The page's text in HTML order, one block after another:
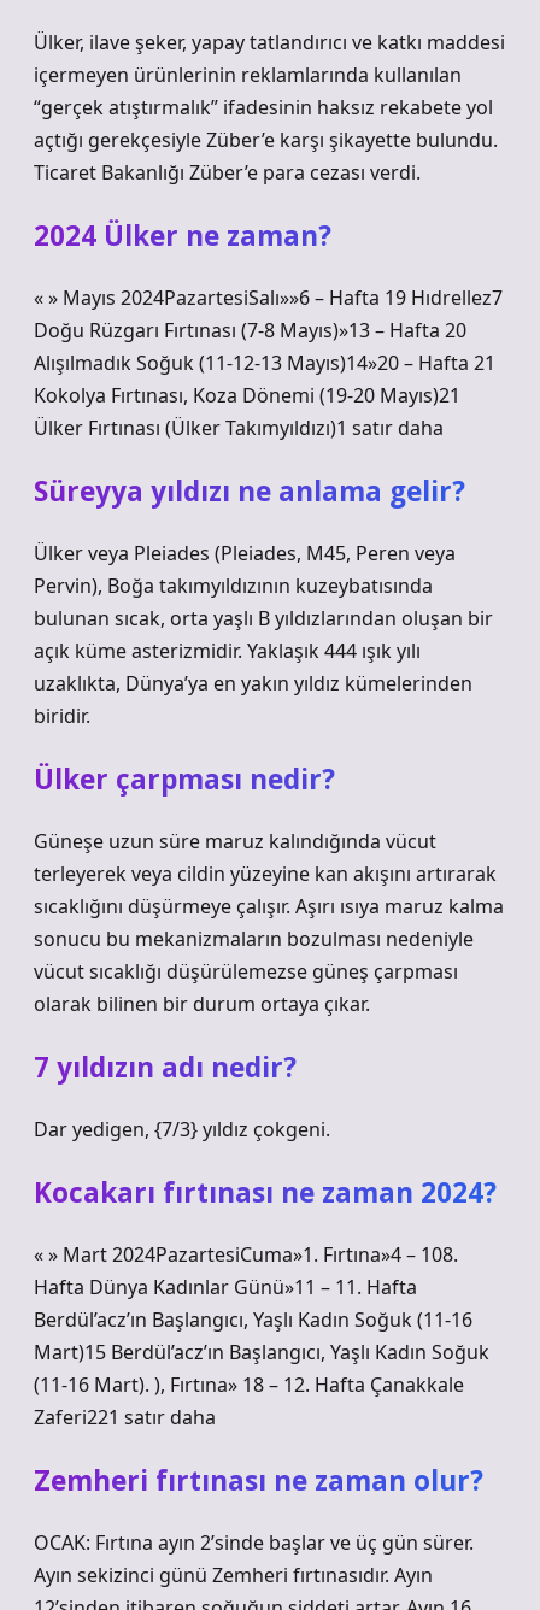
Ülker, ilave şeker, yapay tatlandırıcı ve katkı maddesi
içermeyen ürünlerinin reklamlarında kullanılan
“gerçek atıştırmalık” ifadesinin haksız rekabete yol
açtığı gerekçesiyle Züber’e karşı şikayette bulundu.
Ticaret Bakanlığı Züber’e para cezası verdi.
2024 Ülker ne zaman?
« » Mayıs 2024PazartesiSalı»»6 – Hafta 19 Hıdrellez7
Doğu Rüzgarı Fırtınası (7-8 Mayıs)»13 – Hafta 20
Alışılmadık Soğuk (11-12-13 Mayıs)14»20 – Hafta 21
Kokolya Fırtınası, Koza Dönemi (19-20 Mayıs)21
Ülker Fırtınası (Ülker Takımyıldızı)1 satır daha
Süreyya yıldızı ne anlama gelir?
Ülker veya Pleiades (Pleiades, M45, Peren veya
Pervin), Boğa takımyıldızının kuzeybatısında
bulunan sıcak, orta yaşlı B yıldızlarından oluşan bir
açık küme asterizmidir. Yaklaşık 444 ışık yılı
uzaklıkta, Dünya’ya en yakın yıldız kümelerinden
biridir.
Ülker çarpması nedir?
Güneşe uzun süre maruz kalındığında vücut
terleyerek veya cildin yüzeyine kan akışını artırarak
sıcaklığını düşürmeye çalışır. Aşırı ısıya maruz kalma
sonucu bu mekanizmaların bozulması nedeniyle
vücut sıcaklığı düşürülemezse güneş çarpması
olarak bilinen bir durum ortaya çıkar.
7 yıldızın adı nedir?
Dar yedigen, {7/3} yıldız çokgeni.
Kocakarı fırtınası ne zaman 2024?
« » Mart 2024PazartesiCuma»1. Fırtına»4 – 108.
Hafta Dünya Kadınlar Günü»11 – 11. Hafta
Berdül’acz’ın Başlangıcı, Yaşlı Kadın Soğuk (11-16
Mart)15 Berdül’acz’ın Başlangıcı, Yaşlı Kadın Soğuk
(11-16 Mart). ), Fırtına» 18 – 12. Hafta Çanakkale
Zaferi221 satır daha
Zemheri fırtınası ne zaman olur?
OCAK: Fırtına ayın 2’sinde başlar ve üç gün sürer.
Ayın sekizinci günü Zemheri fırtınasıdır. Ayın